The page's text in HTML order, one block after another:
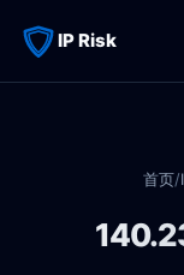
IP Risk
首页/